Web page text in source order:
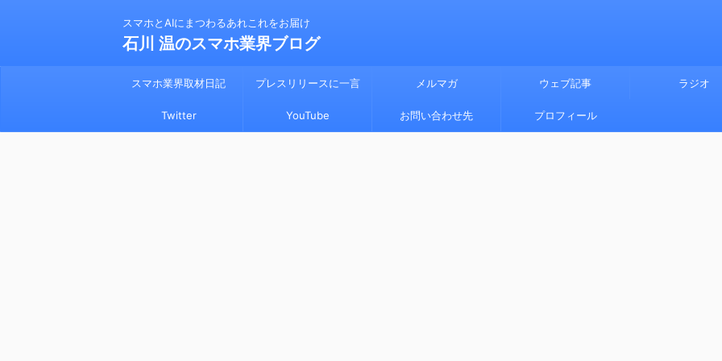
スマホとAIにまつわるあれこれをお届け
石川 温のスマホ業界ブログ
スマホ業界取材日記 プレスリリースに一言 メルマガ ウェブ記事 ラジオ
Twitter YouTube お問い合わせ先 プロフィール